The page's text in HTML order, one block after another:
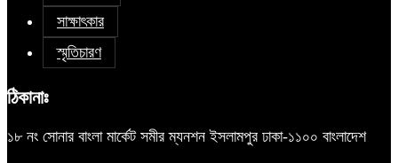
সাক্ষাৎকার
স্মৃতিচারণ
ঠিকানাঃ
১৮ নং সোনার বাংলা মার্কেট সমীর ম্যনশন ইসলামপুর ঢাকা-১১০০ বাংলাদেশ